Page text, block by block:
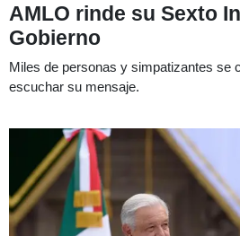
AMLO rinde su Sexto
Gobierno
Miles de personas y simpatizantes se
escuchar su mensaje.